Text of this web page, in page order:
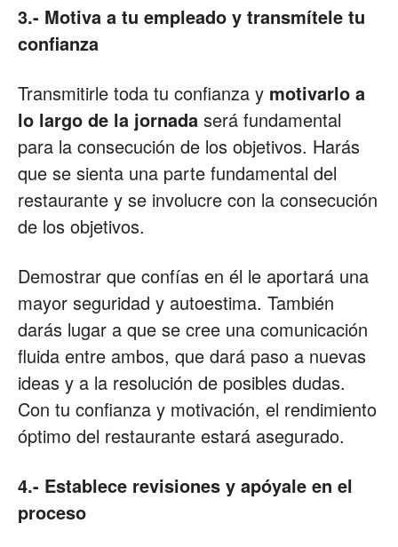
3.- Motiva a tu empleado y transmítele tu
confianza
Transmitirle toda tu confianza y motivarlo a
lo largo de la jornada será fundamental
para la consecución de los objetivos. Harás
que se sienta una parte fundamental del
restaurante y se involucre con la consecución
de los objetivos.
Demostrar que confías en él le aportará una
mayor seguridad y autoestima. También
darás lugar a que se cree una comunicación
fluida entre ambos, que dará paso a nuevas
ideas y a la resolución de posibles dudas.
Con tu confianza y motivación, el rendimiento
óptimo del restaurante estará asegurado.
4.- Establece revisiones y apóyale en el
proceso